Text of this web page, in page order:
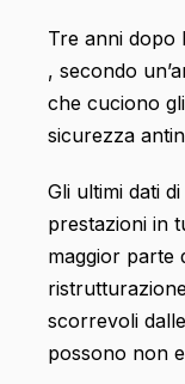
Tre anni dopo
, secondo
che cuciono
sicurezza
Gli ultimi dati di
prestazioni in
maggior parte
scorrevoli
possono non